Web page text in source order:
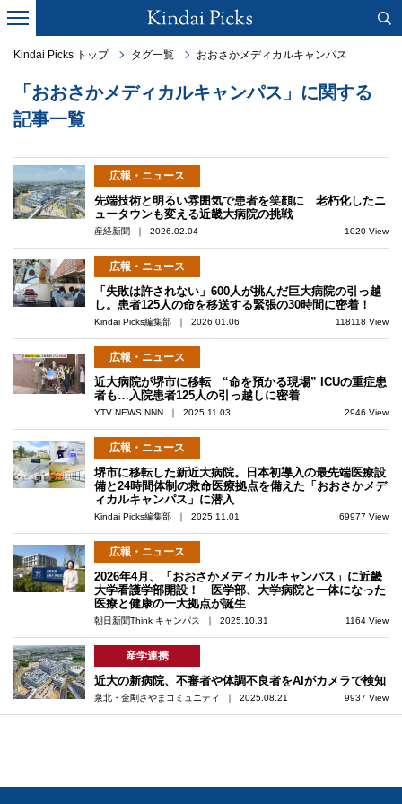
Kindai Picks トップ タグ一覧 おおさかメディカルキャンパス
「おおさかメディカルキャンパス」に関する
記事一覧
広報・ニュース
先端技術と明るい雰囲気で患者を笑顔に 老朽化したニ
ュータウンも変える近畿大病院の挑戦
産経新聞 ｜ 2026.02.04 1020 View
広報・ニュース
「失敗は許されない」600人が挑んだ巨大病院の引っ越
し。患者125人の命を移送する緊張の30時間に密着！
Kindai Picks編集部 ｜ 2026.01.06 118118 View
広報・ニュース
近大病院が堺市に移転 “命を預かる現場” ICUの重症患
者も…入院患者125人の引っ越しに密着
YTV NEWS NNN ｜ 2025.11.03 2946 View
広報・ニュース
堺市に移転した新近大病院。日本初導入の最先端医療設
備と24時間体制の救命医療拠点を備えた「おおさかメデ
ィカルキャンパス」に潜入
Kindai Picks編集部 ｜ 2025.11.01 69977 View
広報・ニュース
2026年4月、「おおさかメディカルキャンパス」に近畿
大学看護学部開設！ 医学部、大学病院と一体になった
医療と健康の一大拠点が誕生
朝日新聞Think キャンパス ｜ 2025.10.31 1164 View
産学連携
近大の新病院、不審者や体調不良者をAIがカメラで検知
泉北・金剛さやまコミュニティ ｜ 2025.08.21 9937 View